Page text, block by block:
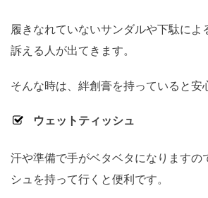
履きなれていないサンダルや下駄によ
訴える人が出てきます。
そんな時は、絆創膏を持っていると安
ウェットティッシュ
汗や準備で手がベタベタになりますの
シュを持って行くと便利です。